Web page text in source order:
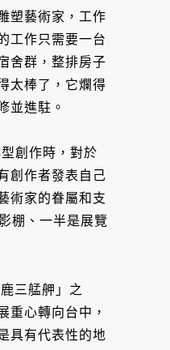
塑藝術家，工作
工作只需要一台
舍群，整排房子
太棒了，它爛得
並進駐。
創作時，對於
創作者發表自己
術家的眷屬和支
棚、一半是展覽
三艋舺」之
重心轉向台中，
具有代表性的地